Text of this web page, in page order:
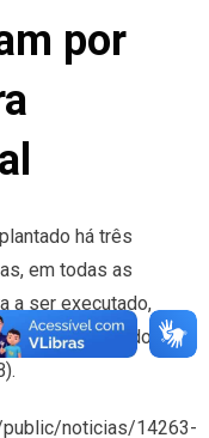
por
há três
em todas as
a ser executado,
e incentivado
public/noticias/14263-